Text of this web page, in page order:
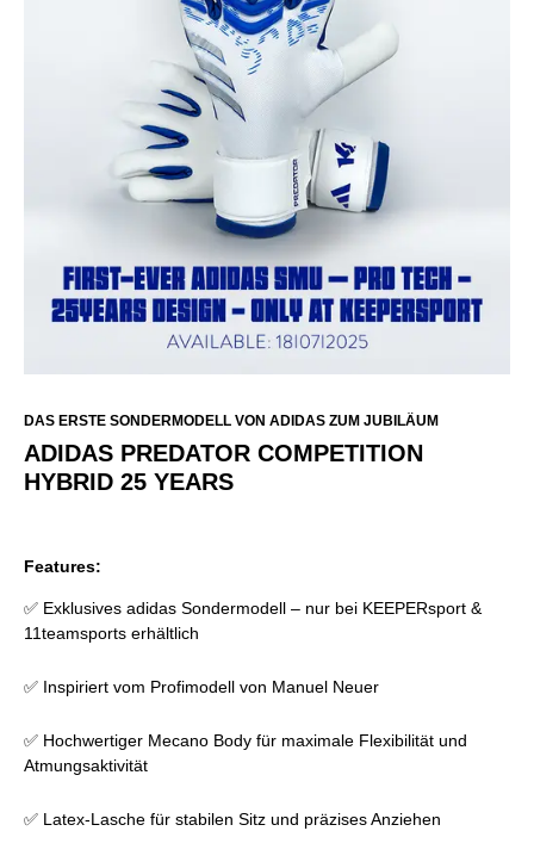
DAS ERSTE SONDERMODELL VON ADIDAS ZUM JUBILÄUM
ADIDAS PREDATOR COMPETITION
HYBRID 25 YEARS
Features:
✅ Exklusives adidas Sondermodell – nur bei KEEPERsport &
11teamsports erhältlich
✅ Inspiriert vom Profimodell von Manuel Neuer
✅ Hochwertiger Mecano Body für maximale Flexibilität und
Atmungsaktivität
✅ Latex-Lasche für stabilen Sitz und präzises Anziehen